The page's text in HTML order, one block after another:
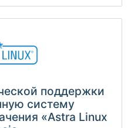
поддержки
систему
«Astra Linux